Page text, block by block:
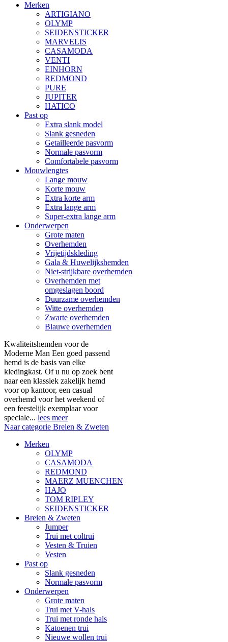
Merken
ARTIGIANO
OLYMP
SEIDENSTICKER
MARVELIS
CASAMODA
VENTI
EINHORN
REDMOND
PURE
JUPITER
HATICO
Past op
Extra slank model
Slank gesneden
Getailleerde pasvorm
Normale pasvorm
Comfortabele pasvorm
Mouwlengtes
Lange mouw
Korte mouw
Extra korte arm
Extra lange arm
Super-extra lange arm
Onderwerpen
Grote maten
Overhemden
Vrijetijdskleding
Gala & Huwelijkshemden
Niet-strijkbare overhemden
Overhemden met
omgeslagen boord
Duurzame overhemden
Witte overhemden
Zwarte overhemden
Blauwe overhemden
Kwaliteitshemden voor de
Moderne Man Een goed passend
hemd is de basis van elke
kledingkast. Of u nu op zoek bent
naar een klassiek zakelijk hemd
voor op kantoor, een casual
overhemd voor het weekend of
een feestelijk exemplaar voor
speciale... lees meer
Naar categorie Breien & Zweten
Merken
OLYMP
CASAMODA
REDMOND
MAERZ MUENCHEN
HAJO
TOM RIPLEY
SEIDENSTICKER
Breien & Zweten
Jumper
Trui met coltrui
Vesten & Truien
Vesten
Past op
Slank gesneden
Normale pasvorm
Onderwerpen
Grote maten
Trui met V-hals
Trui met ronde hals
Katoenen trui
Nieuwe wollen trui